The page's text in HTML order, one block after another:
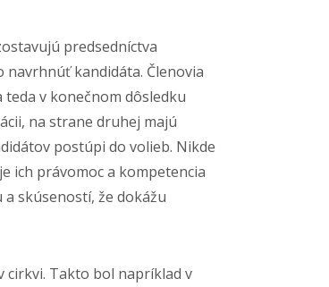
predsedníctva
navrhnúť kandidáta. Členovia
v konečnom dôsledku
na strane druhej majú
postúpi do volieb. Nikde
ich právomoc a kompetencia
skúseností, že dokážu
cirkvi. Takto bol napríklad v